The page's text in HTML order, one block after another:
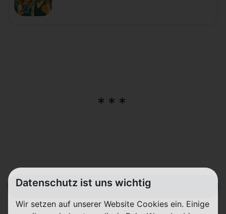
Tarif-Filter
Datenschutz ist uns wichtig
Wir setzen auf unserer Website Cookies ein. Einige